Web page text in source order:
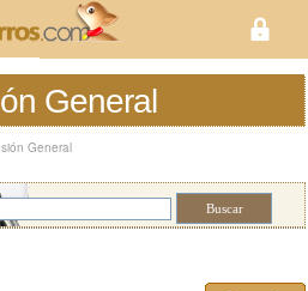
General
General